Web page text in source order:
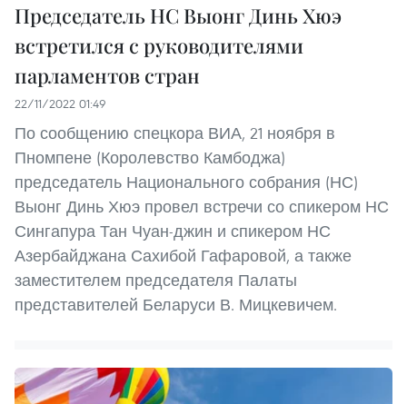
Председатель НС Выонг Динь Хюэ
встретился с руководителями
парламентов стран
22/11/2022 01:49
По сообщению спецкора ВИА, 21 ноября в
Пномпене (Королевство Камбоджа)
председатель Национального собрания (НС)
Выонг Динь Хюэ провел встречи со спикером НС
Сингапура Тан Чуан-джин и спикером НС
Азербайджана Сахибой Гафаровой, а также
заместителем председателя Палаты
представителей Беларуси В. Мицкевичем.